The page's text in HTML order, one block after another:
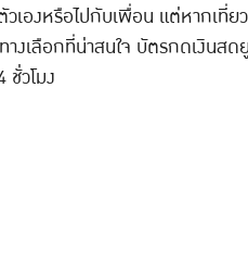
วเองหรือไปกับเพื่อน แต่หากเที่ย
ทางเลือกที่น่าสนใจ บัตรกดเงินส
วโมง